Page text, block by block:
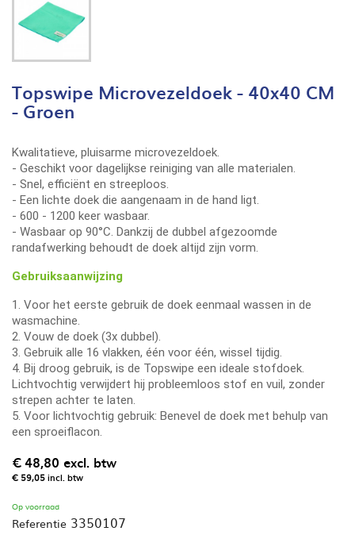
Topswipe Microvezeldoek - 40x40 CM
- Groen
Kwalitatieve, pluisarme microvezeldoek.
- Geschikt voor dagelijkse reiniging van alle materialen.
- Snel, efficiënt en streeploos.
- Een lichte doek die aangenaam in de hand ligt.
- 600 - 1200 keer wasbaar.
- Wasbaar op 90°C. Dankzij de dubbel afgezoomde
randafwerking behoudt de doek altijd zijn vorm.
Gebruiksaanwijzing
1. Voor het eerste gebruik de doek eenmaal wassen in de
wasmachine.
2. Vouw de doek (3x dubbel).
3. Gebruik alle 16 vlakken, één voor één, wissel tijdig.
4. Bij droog gebruik, is de Topswipe een ideale stofdoek.
Lichtvochtig verwijdert hij probleemloos stof en vuil, zonder
strepen achter te laten.
5. Voor lichtvochtig gebruik: Benevel de doek met behulp van
een sproeiflacon.
€ 48,80 excl. btw
€ 59,05incl. btw
Op voorraad
Referentie 3350107